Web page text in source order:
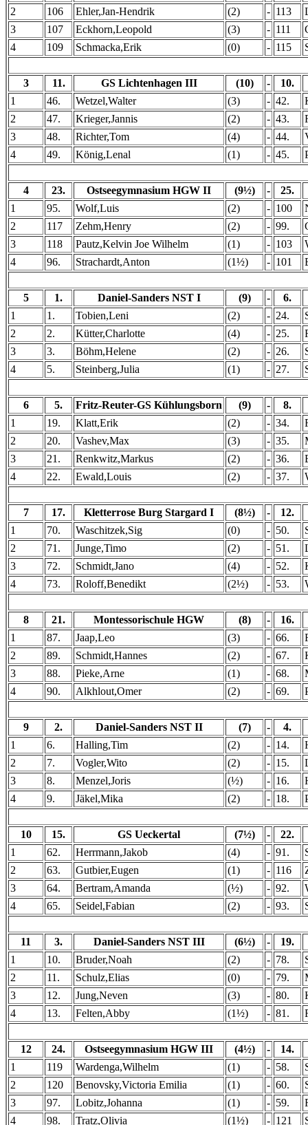
2
106 Ehler,Jan-Hendrik (2) - 113
3
107 Eckhorn,Leopold (3) - 111
4
109 Schmacka,Erik (0) - 115
3 11. GS Lichtenhagen III (10) -
10.
1
46. Wetzel,Walter (3) - 42.
2
47. Krieger,Jannis (2) - 43.
3
48. Richter,Tom (4) - 44.
4
49. König,Lenal (1) - 45.
4 23. Ostseegymnasium HGW II (9½) -
25.
1
95. Wolf,Luis (2) - 100
2
117 Zehm,Henry (2) - 99.
3
118 Pautz,Kelvin Joe Wilhelm (1) - 103
4
96. Strachardt,Anton (1½) - 101
5 1. Daniel-Sanders NST I (9) -
6.
1
1. Tobien,Leni (2) - 24.
2
2. Kütter,Charlotte (4) - 25.
3
3. Böhm,Helene (2) - 26.
4
5. Steinberg,Julia (1) - 27.
6 5. Fritz-Reuter-GS Kühlungsborn (9) -
8.
1
19. Klatt,Erik (2) - 34.
2
20. Vashev,Max (3) - 35.
3
21. Renkwitz,Markus (2) - 36.
4
22. Ewald,Louis (2) - 37.
7 17. Kletterrose Burg Stargard I (8½) -
12.
1
70. Waschitzek,Sig (0) - 50.
2
71. Junge,Timo (2) - 51.
3
72. Schmidt,Jano (4) - 52.
4
73. Roloff,Benedikt (2½) - 53.
8 21. Montessorischule HGW (8) -
16.
1
87. Jaap,Leo (3) - 66.
2
89. Schmidt,Hannes (2) - 67.
3
88. Pieke,Arne (1) - 68.
4
90. Alkhlout,Omer (2) - 69.
9 2. Daniel-Sanders NST II (7) -
4.
1
6. Halling,Tim (2) - 14.
2
7. Vogler,Wito (2) - 15.
3
8. Menzel,Joris (½) - 16.
4
9. Jäkel,Mika (2) - 18.
10 15. GS Ueckertal (7½) -
22.
1
62. Herrmann,Jakob (4) - 91.
2
63. Gutbier,Eugen (1) - 116
3
64. Bertram,Amanda (½) - 92.
4
65. Seidel,Fabian (2) - 93.
11 3. Daniel-Sanders NST III (6½) -
19.
1
10. Bruder,Noah (2) - 78.
2
11. Schulz,Elias (0) - 79.
3
12. Jung,Neven (3) - 80.
4
13. Felten,Abby (1½) - 81.
12 24. Ostseegymnasium HGW III (4½) -
14.
1
119 Wardenga,Wilhelm (1) - 58.
2
120 Benovsky,Victoria Emilia (1) - 60.
3
97. Lobitz,Johanna (1) - 59.
4
98. Tratz,Olivia (1½) - 121